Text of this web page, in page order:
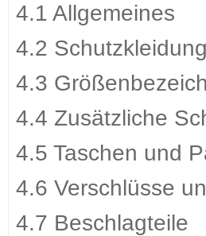
4.1 Allgemeines
4.2 Schutzkleidung
4.3
4.4 Zusätzliche
4.5 Taschen und
4.6 Verschlüsse
4.7 Beschlagteile